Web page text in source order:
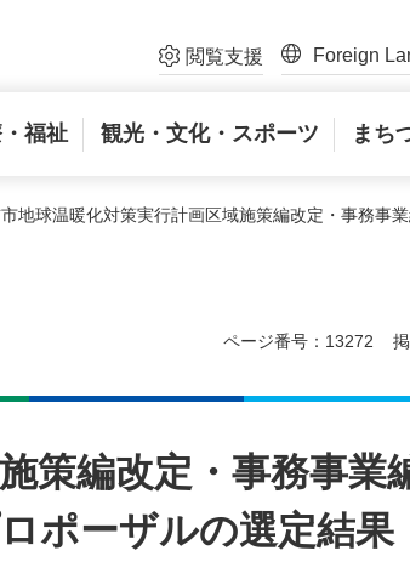
閲覧支援 Foreign
福祉 観光・文化・スポーツ まち
地球温暖化対策実行計画区域施策編改定・事務事
ページ番号：13272
策編改定・事務事業
ポーザルの選定結果